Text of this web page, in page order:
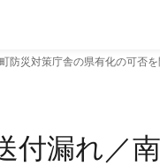
災対策庁舎の県有化の可否を
付漏れ／南